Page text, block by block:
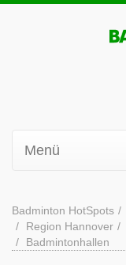
Menü
Badminton HotSpots
Region Hannover
Badmintonhallen